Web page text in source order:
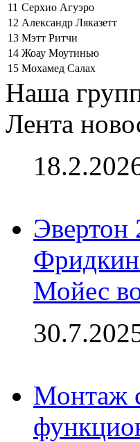
11 Серхио Агуэро
12 Александр Ляказетт
13 Мэтт Ритчи
14 Жоау Моутинью
15 Мохамед Салах
Наша
Лента
Мойес
Монтаж